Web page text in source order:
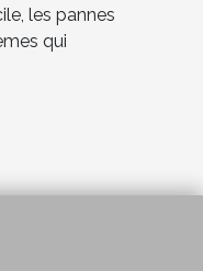
les pannes
qui